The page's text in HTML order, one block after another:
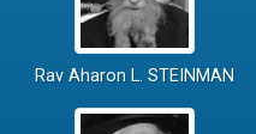
Rav Aharon L. STEINMAN